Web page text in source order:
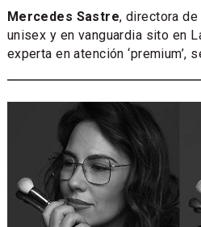
Mercedes Sastre, directora de
unisex y en vanguardia sito en
experta en atención ‘premium’,